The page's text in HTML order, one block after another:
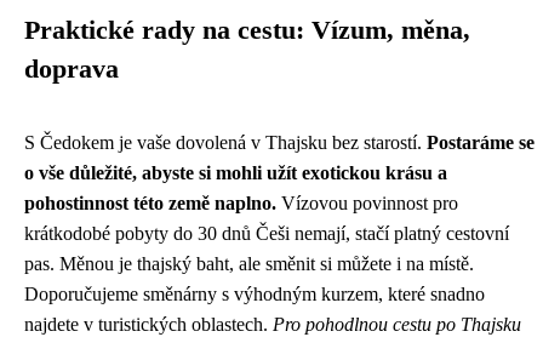
Praktické rady na cestu: Vízum, měna,
doprava
S Čedokem je vaše dovolená v Thajsku bez starostí. Postaráme se
o vše důležité, abyste si mohli užít exotickou krásu a
pohostinnost této země naplno. Vízovou povinnost pro
krátkodobé pobyty do 30 dnů Češi nemají, stačí platný cestovní
pas. Měnou je thajský baht, ale směnit si můžete i na místě.
Doporučujeme směnárny s výhodným kurzem, které snadno
najdete v turistických oblastech. Pro pohodlnou cestu po Thajsku